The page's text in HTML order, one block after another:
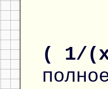
( 1/